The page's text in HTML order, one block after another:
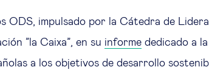
ODS, impulsado por la Cátedra de
”la Caixa”, en su informe dedicado a la
a los objetivos de desarrollo